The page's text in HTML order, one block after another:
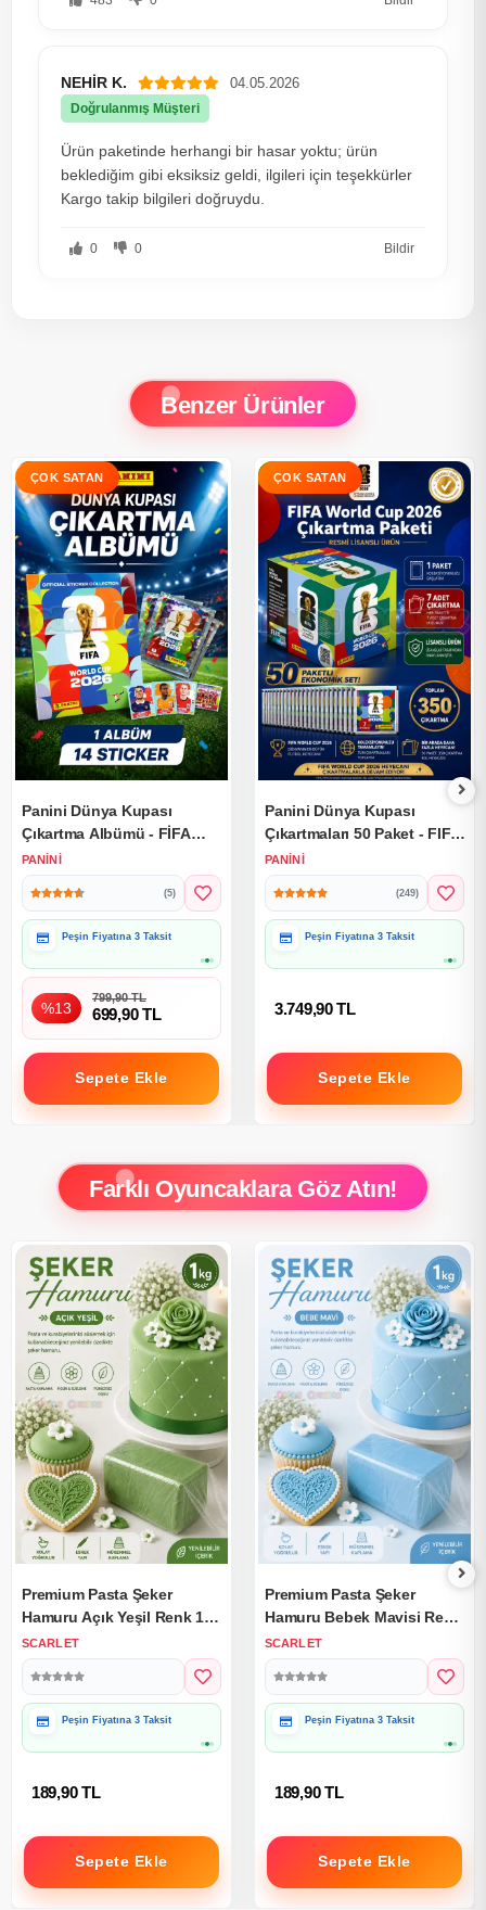
NEHİR K. 04.05.2026
Doğrulanmış Müşteri
Ürün paketinde herhangi bir hasar yoktu; ürün
beklediğim gibi eksiksiz geldi, ilgileri için teşekkürler
Kargo takip bilgileri doğruydu.
0 0 Bildir
Benzer Ürünler
Panini Dünya Kupası
Çıkartma Albümü - FİFA
Dünya Kupası Çıkartma
Albümü 2026
PANINI
(5)
Peşin Fiyatına 3 Taksit
%13
799,90 TL
699,90 TL
Sepete Ekle
Panini Dünya Kupası
Çıkartmaları 50 Paket - FIFA
World Cup 2026 Çıkartma
Paketi
PANINI
(249)
Peşin Fiyatına 3 Taksit
3.749,90 TL
Sepete Ekle
Farklı Oyuncaklara Göz Atın!
Premium Pasta Şeker
Hamuru Açık Yeşil Renk 1
Kg.
SCARLET
Peşin Fiyatına 3 Taksit
189,90 TL
Sepete Ekle
Premium Pasta Şeker
Hamuru Bebek Mavisi Renk
1 Kg.
SCARLET
Peşin Fiyatına 3 Taksit
189,90 TL
Sepete Ekle